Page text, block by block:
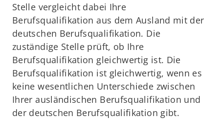
Stelle vergleicht dabei Ihre
Berufsqualifikation aus dem Ausland mit der
deutschen Berufsqualifikation. Die
zuständige Stelle prüft, ob Ihre
Berufsqualifikation gleichwertig ist. Die
Berufsqualifikation ist gleichwertig, wenn es
keine wesentlichen Unterschiede zwischen
Ihrer ausländischen Berufsqualifikation und
der deutschen Berufsqualifikation gibt.